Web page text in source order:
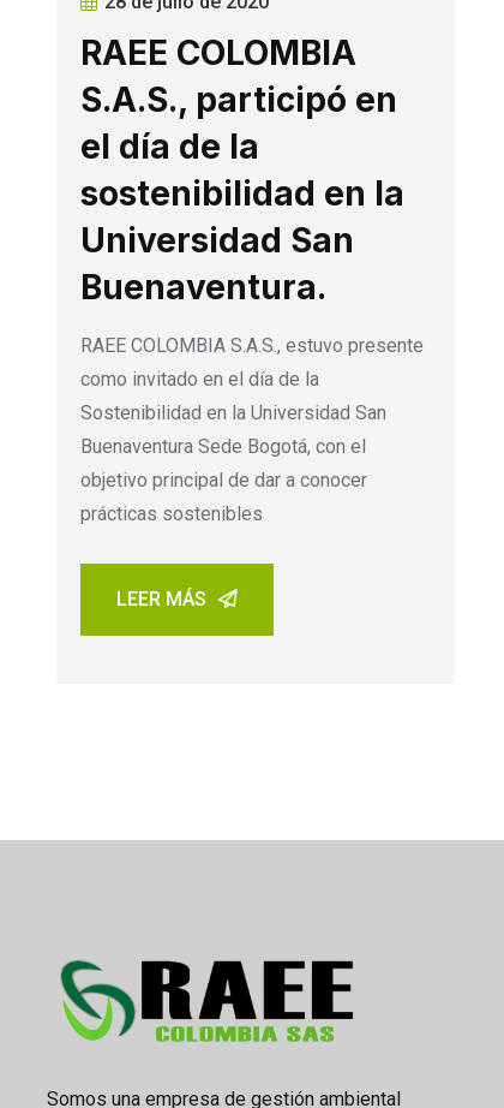
RAEE COLOMBIA
S.A.S., participó en
el día de la
sostenibilidad en la
Universidad San
Buenaventura.
RAEE COLOMBIA S.A.S., estuvo presente
como invitado en el día de la
Sostenibilidad en la Universidad San
Buenaventura Sede Bogotá, con el
objetivo principal de dar a conocer
prácticas sostenibles
LEER MÁS
Somos una empresa de gestión ambiental